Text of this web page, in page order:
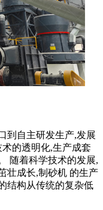
到自主研发生产,发展
的透明化,生产成套
随着科学技术的发展,
壮成长,制砂机 的生产
结构从传统的复杂低